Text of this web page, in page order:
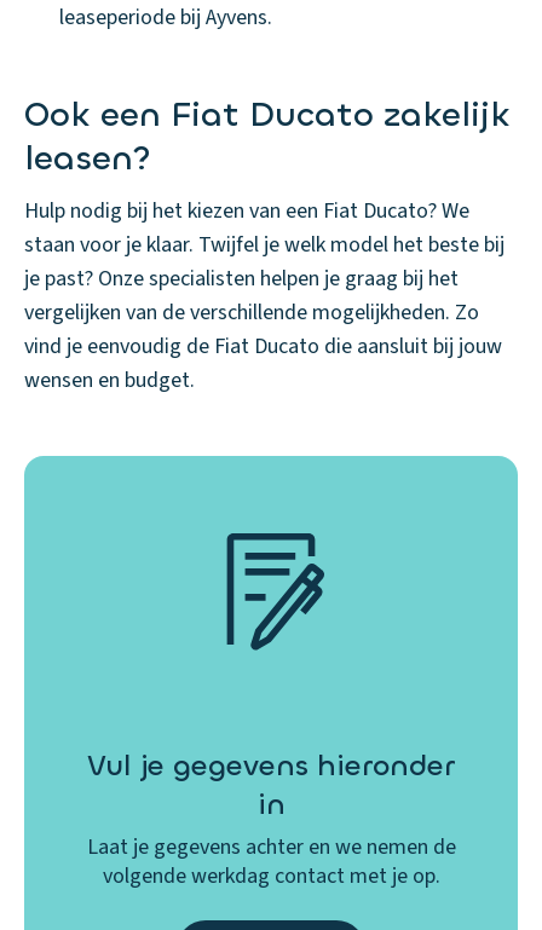
leaseperiode bij Ayvens.
Ook een Fiat Ducato zakelijk
leasen?
Hulp nodig bij het kiezen van een Fiat Ducato? We
staan voor je klaar. Twijfel je welk model het beste bij
je past? Onze specialisten helpen je graag bij het
vergelijken van de verschillende mogelijkheden. Zo
vind je eenvoudig de Fiat Ducato die aansluit bij jouw
wensen en budget.
Vul je gegevens hieronder
in
Laat je gegevens achter en we nemen de
volgende werkdag contact met je op.